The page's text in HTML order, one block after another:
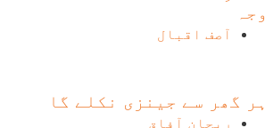
وجہ
آصف اقبال
ہر گھر سے جینزی نکلے گا
ریحان آفاق